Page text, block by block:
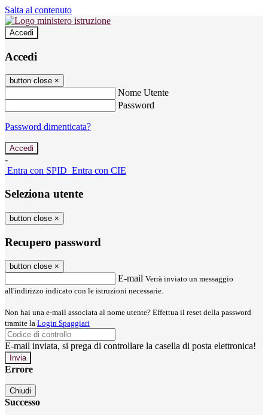
Salta al contenuto
Accedi
Accedi
button close ×
Nome Utente
Password
Password dimenticata?
-
Entra con SPID Entra con CIE
Seleziona utente
button close ×
Recupero password
button close ×
E-mail Verrà inviato un messaggio
all'indirizzo indicato con le istruzioni necessarie.
Non hai una e-mail associata al nome utente? Effettua il reset della password
tramite la Login Spaggiari
E-mail inviata, si prega di controllare la casella di posta elettronica!
Errore
Chiudi
Successo